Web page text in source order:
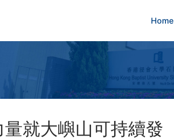
Home
就大嶼山可持續發